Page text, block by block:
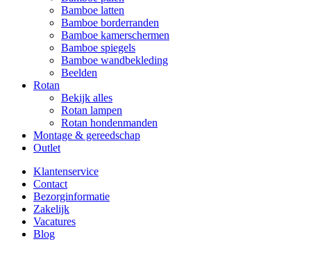
Bamboe latten
Bamboe borderranden
Bamboe kamerschermen
Bamboe spiegels
Bamboe wandbekleding
Beelden
Rotan
Bekijk alles
Rotan lampen
Rotan hondenmanden
Montage & gereedschap
Outlet
Klantenservice
Contact
Bezorginformatie
Zakelijk
Vacatures
Blog